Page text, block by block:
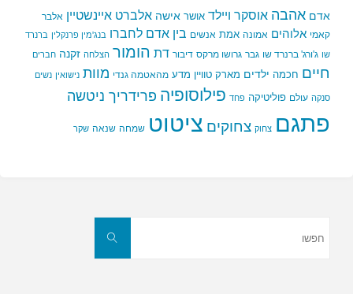
אדם אהבה אוסקר ויילד אושר אישה אלברט איינשטיין אלבר
קאמי אלוהים אמונה אמת אנשים בין אדם לחברו בנג'מין פרנקלין ברנרד
שו ג'ורג' ברנרד שו גבר גרושו מרקס דיבור דת הומור הצלחה זקנה חברים
חיים חכמה ילדים מארק טוויין מדע מהאטמה גנדי מוות נישואין נשים
סנקה עולם פוליטיקה פחד פילוסופיה פרידריך ניטשה
פתגם צחוק צחוקים ציטוט שמחה שנאה שקר
חפשו